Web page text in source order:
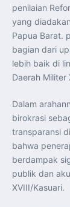
penilaian
yang
Papua Barat.
bagian dari
lebih baik di
Daerah Militer
Dalam
birokrasi
transparansi
bahwa
berdampak
publik dan
XVIII/Kasuari.